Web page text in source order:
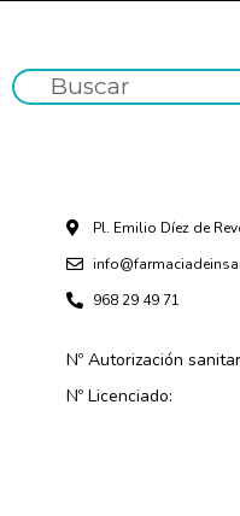
Pl. Emilio Díez de
968 29 49 71
Nº Autorización
Nº Licenciado: